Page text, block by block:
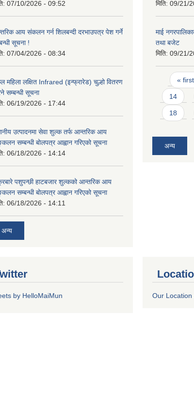
07/10/2026 - 09:52
आय संकलन गर्न शिलबन्दी दरभाउपत्र पेश गर्ने
सूचना !
07/04/2026 - 08:34
महिला लक्षित Infrared (इन्फ्रारेड) चुल्हो वितरण
सम्बन्धी सूचना
06/19/2026 - 17:44
उत्पादनमा सेवा शुल्क तर्फ आन्तरिक आय
सम्बन्धी बोलपत्र आह्वान गरिएको सूचना
06/18/2026 - 14:14
पशुपन्छी हाटबजार शुल्कको आन्तरिक आय
सम्बन्धी बोलपत्र आह्वान गरिएको सूचना
06/18/2026 - 14:11
अन्य
मिति: 09/21/
माई
तथा बजेट
मिति: 09/21/
Pages
« first
14
18
अन्य
by HelloMaiMun Our